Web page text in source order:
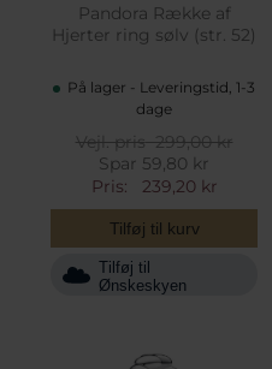
Pandora Række af
Hjerter ring sølv (str. 52)
På lager - Leveringstid, 1-3
dage
Vejl. pris299,00 kr
Spar 59,80 kr
Pris:
239,20 kr
Tilføj til kurv
Tilføj til
Ønskeskyen